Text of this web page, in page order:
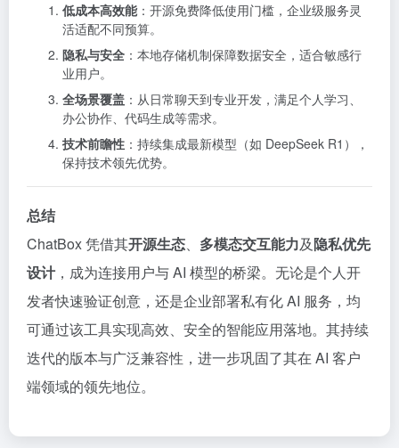
低成本高效能：开源免费降低使用门槛，企业级服务灵
活适配不同预算。
隐私与安全 ：本地存储机制保障数据安全，适合敏感行
业用户。
全场景覆盖 ：从日常聊天到专业开发，满足个人学习、
办公协作、代码生成等需求。
技术前瞻性 ：持续集成最新模型（如 DeepSeek R1），
保持技术领先优势。
总结
ChatBox 凭借其开源生态、 多模态交互能力及隐私优先
设计，成为连接用户与 AI 模型的桥梁。无论是个人开
发者快速验证创意，还是企业部署私有化 AI 服务，均
可通过该工具实现高效、安全的智能应用落地。其持续
迭代的版本与广泛兼容性，进一步巩固了其在 AI 客户
端领域的领先地位。